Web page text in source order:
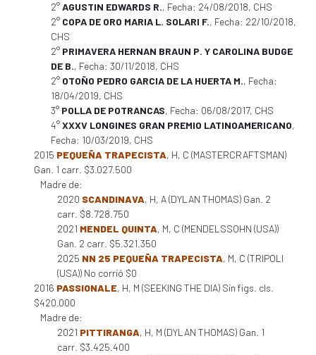
2°AGUSTIN EDWARDS R., Fecha: 24/08/2018, CHS
2° COPA DE ORO MARIA L. SOLARI F., Fecha: 22/10/2018,
CHS
2° PRIMAVERA HERNAN BRAUN P. Y CAROLINA BUDGE
DE B., Fecha: 30/11/2018, CHS
2° OTOÑO PEDRO GARCIA DE LA HUERTA M., Fecha:
18/04/2019, CHS
3° POLLA DE POTRANCAS, Fecha: 06/08/2017, CHS
4°XXXV LONGINES GRAN PREMIO LATINOAMERICANO,
Fecha: 10/03/2019, CHS
2015 PEQUEÑA TRAPECISTA, H, C (MASTERCRAFTSMAN)
Gan. 1 carr. $3.027.500
Madre de:
2020 SCANDINAVA, H, A (DYLAN THOMAS) Gan. 2
carr. $8.728.750
2021 MENDEL QUINTA, M, C (MENDELSSOHN (USA))
Gan. 2 carr. $5.321.350
2025 NN 25 PEQUEÑA TRAPECISTA, M, C (TRIPOLI
(USA)) No corrió $0
2016 PASSIONALE, H, M (SEEKING THE DIA) Sin figs. cls.
$420.000
Madre de:
2021 PITTIRANGA, H, M (DYLAN THOMAS) Gan. 1
carr. $3.425.400